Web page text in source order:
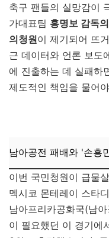
축구 팬들의 실망감이
가대표팀 홍명보 감독
의청원이 제기되어 뜨
근 데이터와 언론 보도
에 진출하는 데 실패하
제도적인 책임을 물어
남아공전 패배와 '손흥
이번 국민청원이 급물
멕시코 몬테레이 스타
남아프리카공화국(남
이 필요했던 이 경기에